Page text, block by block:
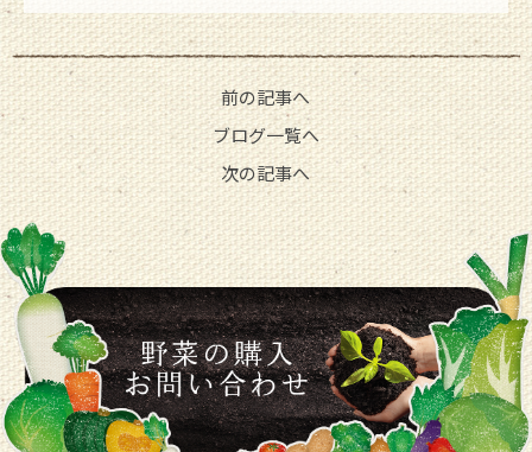
前の記事へ
ブログ一覧へ
次の記事へ